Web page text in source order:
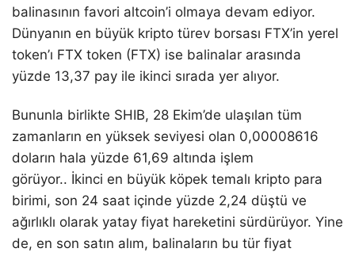
balinasının favori altcoin’i olmaya devam ediyor.
Dünyanın en büyük kripto türev borsası FTX’in yerel
token’ı FTX token (FTX) ise balinalar arasında
yüzde 13,37 pay ile ikinci sırada yer alıyor.
Bununla birlikte SHIB, 28 Ekim’de ulaşılan tüm
zamanların en yüksek seviyesi olan 0,00008616
doların hala yüzde 61,69 altında işlem
görüyor.. İkinci en büyük köpek temalı kripto para
birimi, son 24 saat içinde yüzde 2,24 düştü ve
ağırlıklı olarak yatay fiyat hareketini sürdürüyor. Yine
de, en son satın alım, balinaların bu tür fiyat